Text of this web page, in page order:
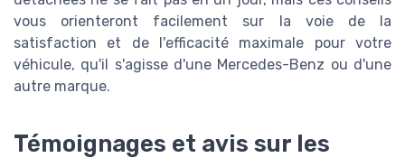
vous orienteront facilement sur la voie de la
satisfaction et de l'efficacité maximale pour votre
véhicule, qu'il s'agisse d'une Mercedes-Benz ou d'une
autre marque.
Témoignages et avis sur les